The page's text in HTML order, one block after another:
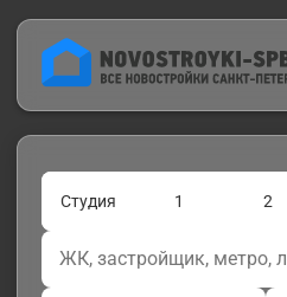
Студия 1 2